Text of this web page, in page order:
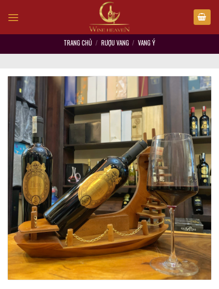
TRANG CHỦ / RƯỢU VANG / VANG Ý